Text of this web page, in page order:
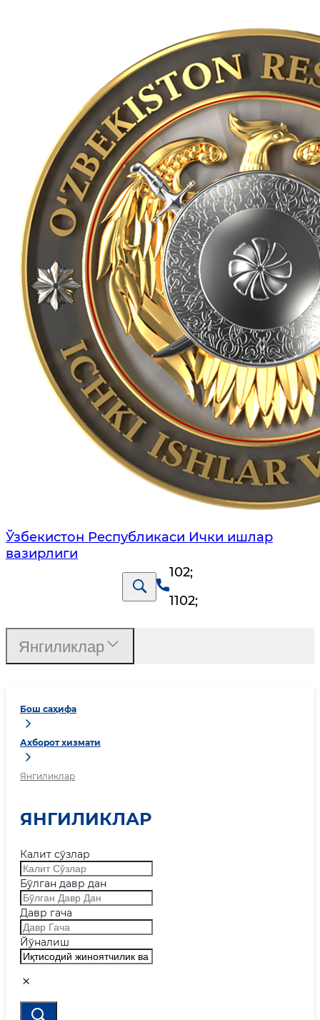
Ўзбекистон Республикаси Ички ишлар
вазирлиги
102;
1102;
Бош саҳифа
Ахборот хизмати
Янгиликлар
ЯНГИЛИКЛАР
Калит сўзлар
Бўлган давр дан
Давр гача
Йўналиш
Янгиликлар